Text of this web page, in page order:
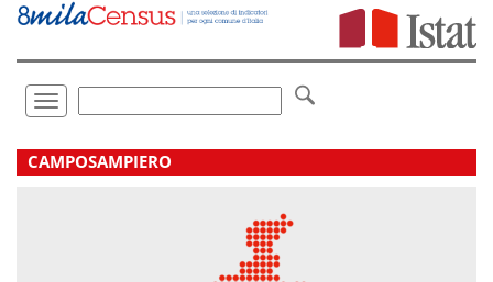
Vai
direttamente
Toggle
navigation
.
CAMPOSAMPIERO